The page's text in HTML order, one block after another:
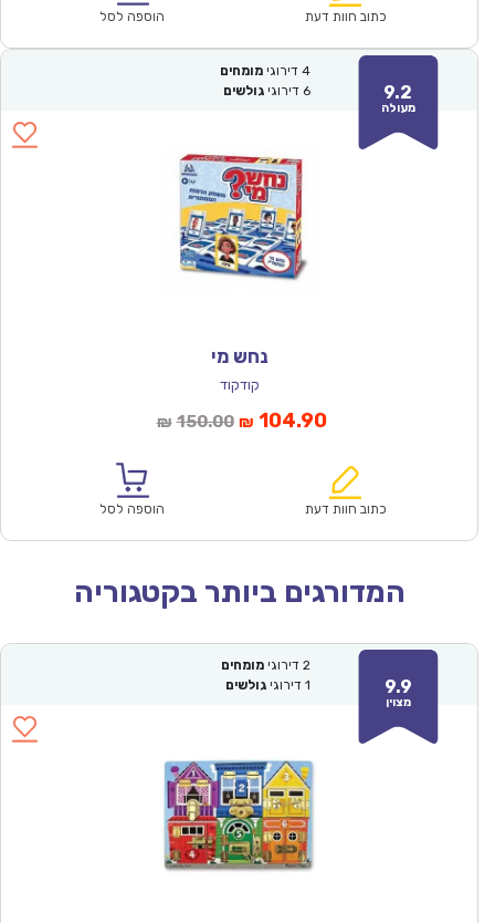
₪64.00.
כתוב חוות דעת הוספה לסל
9.2
מעולה
4 דירוגי מומחים
6 דירוגי גולשים
נחש מי
קודקוד
₪ 150.00המחיר
₪150.00.
₪ 104.90המחיר
הוא:
כתוב חוות דעת הוספה לסל
המדורגים ביותר בקטגוריה
9.9
מצוין
2 דירוגי מומחים
1 דירוגי גולשים